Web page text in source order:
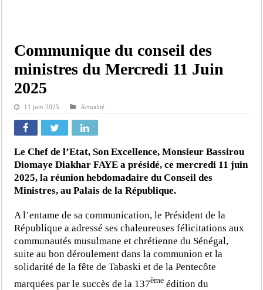
Communique du conseil des
ministres du Mercredi 11 Juin
2025
11 juin 2025 Actualité
Le Chef de l’Etat, Son Excellence, Monsieur Bassirou
Diomaye Diakhar FAYE a présidé, ce mercredi 11 juin
2025, la réunion hebdomadaire du Conseil des
Ministres, au Palais de la République.
A l’entame de sa communication, le Président de la
République a adressé ses chaleureuses félicitations aux
communautés musulmane et chrétienne du Sénégal,
suite au bon déroulement dans la communion et la
solidarité de la fête de Tabaski et de la Pentecôte
marquées par le succès de la 137ème édition du